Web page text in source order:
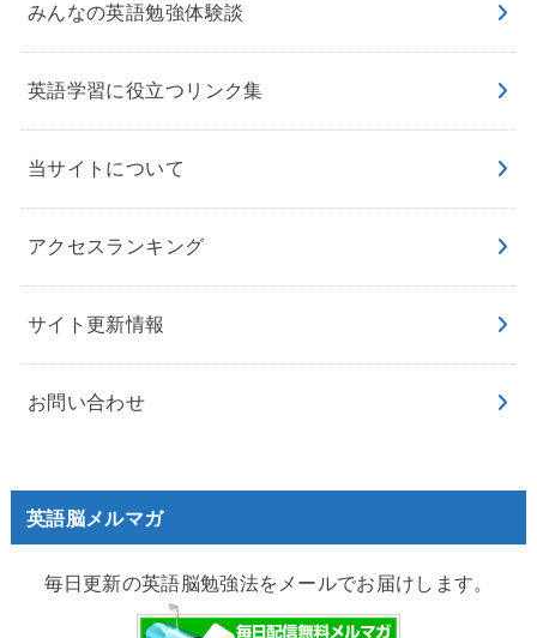
みんなの英語勉強体験談
英語学習に役立つリンク集
当サイトについて
アクセスランキング
サイト更新情報
お問い合わせ
英語脳メルマガ
毎日更新の英語脳勉強法をメールでお届けします。